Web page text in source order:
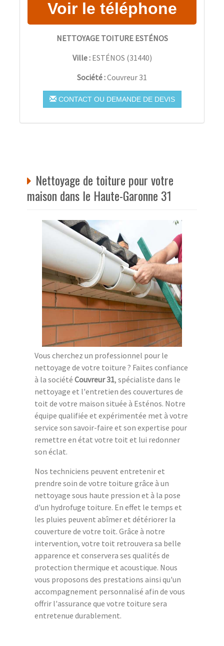
NETTOYAGE TOITURE ESTÉNOS
Ville : ESTÉNOS (31440)
Société :Couvreur 31
CONTACT OU DEMANDE DE DEVIS
Nettoyage de toiture pour votre
maison dans le Haute-Garonne 31
Vous cherchez un professionnel pour le
nettoyage de votre toiture ? Faites confiance
à la société Couvreur 31, spécialiste dans le
nettoyage et l'entretien des couvertures de
toit de votre maison située à Esténos. Notre
équipe qualifiée et expérimentée met à votre
service son savoir-faire et son expertise pour
remettre en état votre toit et lui redonner
son éclat.
Nos techniciens peuvent entretenir et
prendre soin de votre toiture grâce à un
nettoyage sous haute pression et à la pose
d'un hydrofuge toiture. En effet le temps et
les pluies peuvent abîmer et détériorer la
couverture de votre toit. Grâce à notre
intervention, votre toit retrouvera sa belle
apparence et conservera ses qualités de
protection thermique et acoustique. Nous
vous proposons des prestations ainsi qu'un
accompagnement personnalisé afin de vous
offrir l'assurance que votre toiture sera
entretenue durablement.